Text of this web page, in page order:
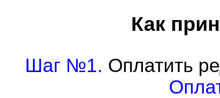
Как
Шаг №1. Оплатить